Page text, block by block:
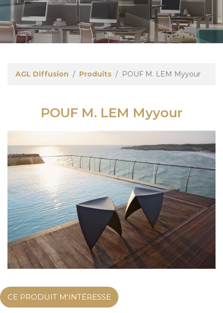
AGL Diffusion Produits POUF M. LEM Myyour
POUF M. LEM Myyour
CE PRODUIT M'INTÉRESSE